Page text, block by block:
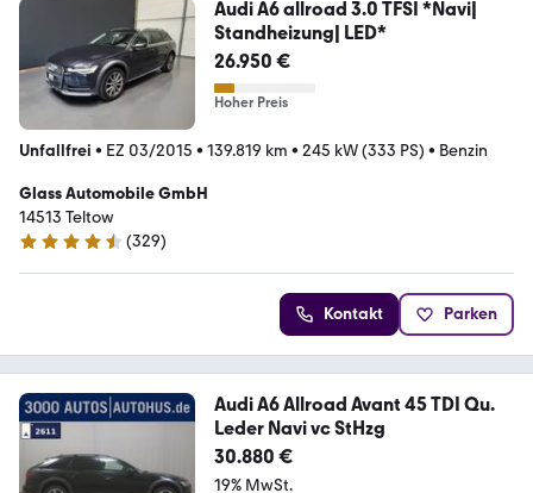
Audi A6 allroad 3.0 TFSI *Navi|
Standheizung| LED*
26.950 €
Hoher Preis
Unfallfrei • EZ 03/2015 • 139.819 km • 245 kW (333 PS) • Benzin
Glass Automobile GmbH
14513 Teltow
4.4 Sterne
(329)
Kontakt Parken
Audi A6 Allroad Avant 45 TDI Qu.
Leder Navi vc StHzg
30.880 €
19% MwSt.